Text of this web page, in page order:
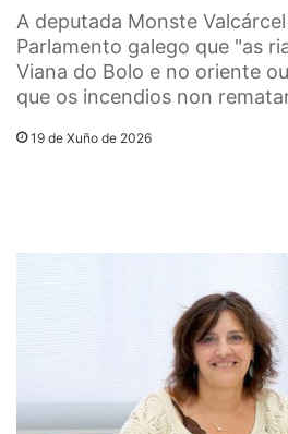
A deputada Monste
Parlamento galego que "as
Viana do Bolo e no oriente
que os incendios non
19 de Xuño de 2026